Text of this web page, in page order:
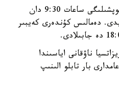
اقشا ايىرباستاۋ پۋنكتتەرىنىڭ كوپشىلىگى ساعات 9:30 دان
دەمالىس كۇندەرى كەيبىر
ناۋقانى اياسىندا
بار تابلو الىنىپ